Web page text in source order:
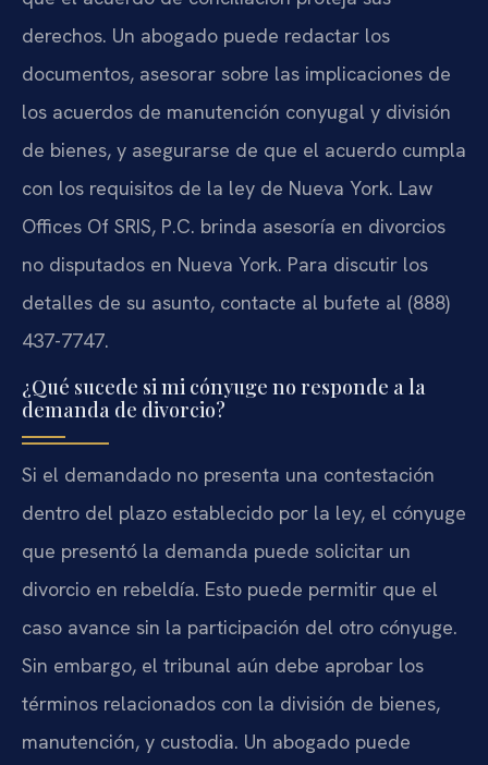
derechos. Un abogado puede redactar los
documentos, asesorar sobre las implicaciones de
los acuerdos de manutención conyugal y división
de bienes, y asegurarse de que el acuerdo cumpla
con los requisitos de la ley de Nueva York. Law
Offices Of SRIS, P.C. brinda asesoría en divorcios
no disputados en Nueva York. Para discutir los
detalles de su asunto, contacte al bufete al (888)
437-7747.
¿Qué sucede si mi cónyuge no responde a la
demanda de divorcio?
Si el demandado no presenta una contestación
dentro del plazo establecido por la ley, el cónyuge
que presentó la demanda puede solicitar un
divorcio en rebeldía. Esto puede permitir que el
caso avance sin la participación del otro cónyuge.
Sin embargo, el tribunal aún debe aprobar los
términos relacionados con la división de bienes,
manutención, y custodia. Un abogado puede